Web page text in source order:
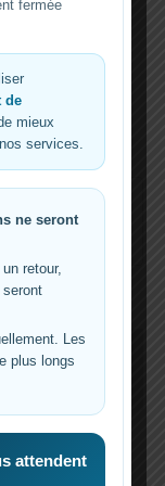
de 6cm et la
cm
n’hésitez
plexiglas de 3
ou pour
fermée
de
mieux
services.
ne seront
retour,
seront
Les
plus longs
attendent